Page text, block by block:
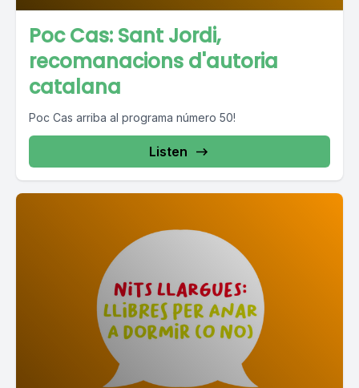
Poc Cas: Sant Jordi,
recomanacions d'autoria
catalana
Poc Cas arriba al programa número 50!
Listen